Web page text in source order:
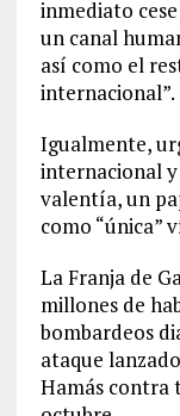
inmediato
un canal
así como el
internacional”.
Igualmente,
internacional y
valentía, un
como “única”
La Franja de
millones de
bombardeos
ataque
Hamás contra